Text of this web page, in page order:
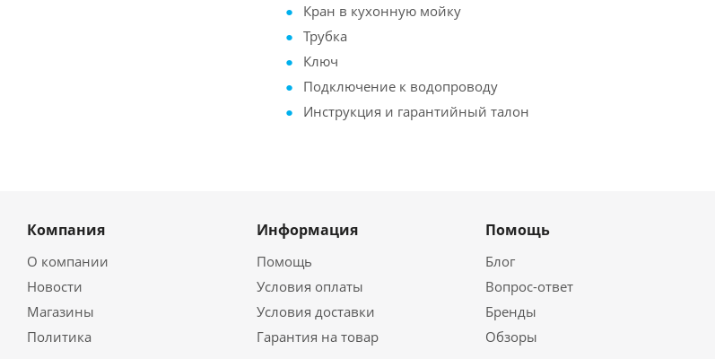
Кран в кухонную мойку
Трубка
Ключ
Подключение к водопроводу
Инструкция и гарантийный талон
Компания
О компании
Новости
Магазины
Политика
Информация
Помощь
Условия оплаты
Условия доставки
Гарантия на товар
Помощь
Блог
Вопрос-ответ
Бренды
Обзоры